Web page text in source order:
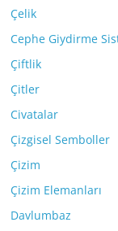
Çelik
Cephe Giydirme
Çiftlik
Çitler
Civatalar
Çizgisel Semboller
Çizim
Çizim Elemanları
Davlumbaz